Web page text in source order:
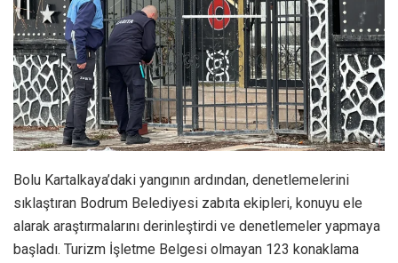
Bolu Kartalkaya’daki yangının ardından, denetlemelerini
sıklaştıran Bodrum Belediyesi zabıta ekipleri, konuyu ele
alarak araştırmalarını derinleştirdi ve denetlemeler yapmaya
başladı. Turizm İşletme Belgesi olmayan 123 konaklama